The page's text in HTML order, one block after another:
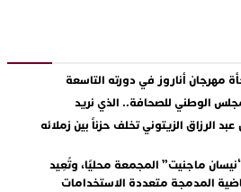
مهرجان أناروز في دورته التاسعة
الوطني للصحافة.. الذي نريد
الرزاق الزيتوني تخلف حزناً بين زملائه
ماجنيت” المجمعة محليًا، وتُعِيد
المدمجة متعددة الاستخدامات